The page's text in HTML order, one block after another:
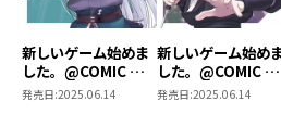
新しいゲーム始めま
した。@COMIC ～
使命もないのに最強
発売日:2025.06.14
新しいゲーム始め
した。@COMIC ～
使命もないのに最強
発売日:2025.06.14